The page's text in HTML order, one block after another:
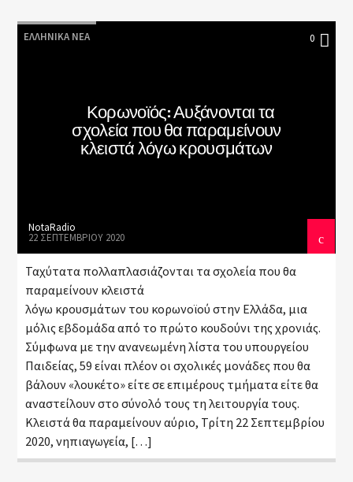
ΕΛΛΗΝΙΚΆ ΝΈΑ 0
Κορωνοϊός: Αυξάνονται τα
σχολεία που θα παραμείνουν
κλειστά λόγω κρουσμάτων
NotaRadio
22 ΣΕΠΤΕΜΒΡΊΟΥ 2020
Ταχύτατα πολλαπλασιάζονται τα σχολεία που θα
παραμείνουν κλειστά
λόγω κρουσμάτων του κορωνοϊού στην Ελλάδα, μια
μόλις εβδομάδα από το πρώτο κουδούνι της χρονιάς.
Σύμφωνα με την ανανεωμένη λίστα του υπουργείου
Παιδείας, 59 είναι πλέον οι σχολικές μονάδες που θα
βάλουν «λουκέτο» είτε σε επιμέρους τμήματα είτε θα
αναστείλουν στο σύνολό τους τη λειτουργία τους.
Κλειστά θα παραμείνουν αύριο, Τρίτη 22 Σεπτεμβρίου
2020, νηπιαγωγεία, […]